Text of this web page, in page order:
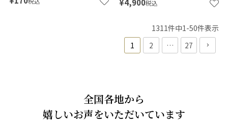
¥4,900税込
1311件中1 -50件表示
1
2 … 27
全国各地から
嬉しいお声をいただいています